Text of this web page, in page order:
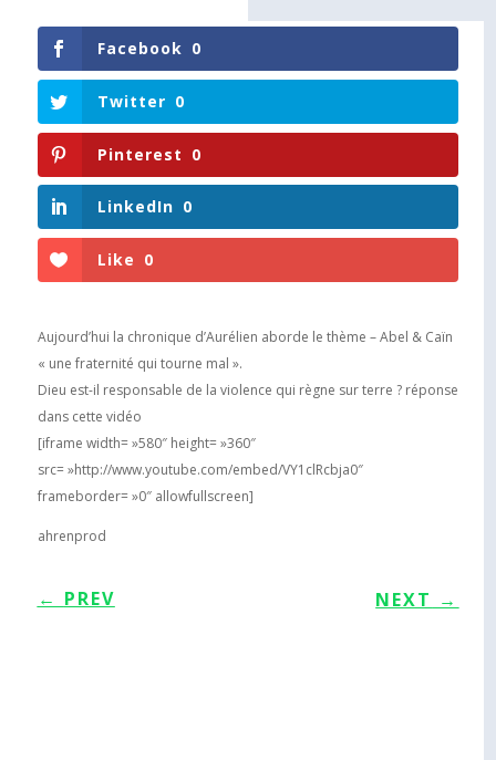
Facebook 0
Twitter 0
Pinterest 0
LinkedIn 0
Like 0
Aujourd’hui la chronique d’Aurélien aborde le thème – Abel & Caïn
« une fraternité qui tourne mal ».
Dieu est-il responsable de la violence qui règne sur terre ? réponse
dans cette vidéo
[iframe width= »580″ height= »360″
src= »http://www.youtube.com/embed/VY1clRcbja0″
frameborder= »0″ allowfullscreen]
ahrenprod
← PREV NEXT →